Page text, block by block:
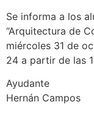
Se informa a los
“Arquitectura de
miércoles 31 de
24 a partir de las
Ayudante
Hernán Campos